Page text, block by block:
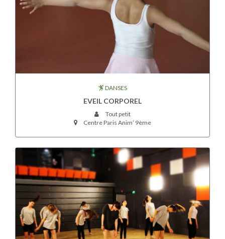
DANSES
EVEIL CORPOREL
Tout petit
Centre Paris Anim’ 9ème